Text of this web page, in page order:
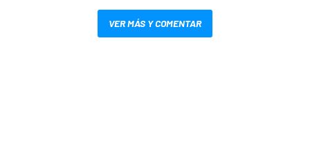
VER MÁS Y COMENTAR